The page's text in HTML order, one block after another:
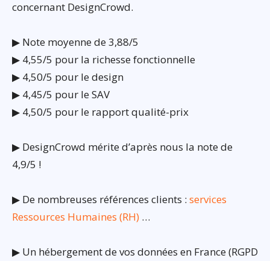
concernant DesignCrowd.
▶ Note moyenne de 3,88/5
▶ 4,55/5 pour la richesse fonctionnelle
▶ 4,50/5 pour le design
▶ 4,45/5 pour le SAV
▶ 4,50/5 pour le rapport qualité-prix
▶ DesignCrowd mérite d’après nous la note de
4,9/5 !
▶ De nombreuses références clients : services
Ressources Humaines (RH) …
▶ Un hébergement de vos données en France (RGPD